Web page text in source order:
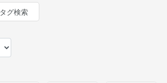
タグ検索